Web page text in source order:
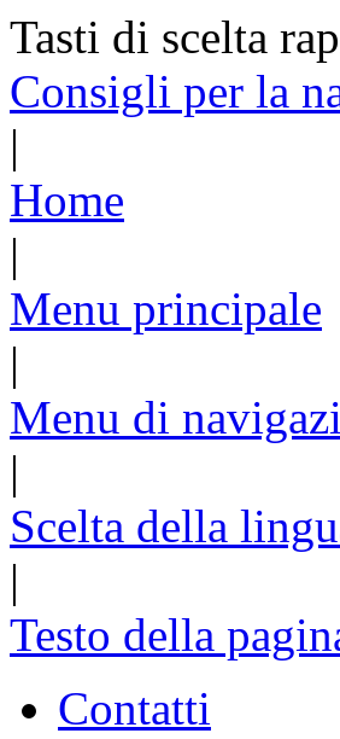
Tasti di scelta
Consigli per la
|
Home
|
Menu principale
|
Menu di
|
Scelta della
|
Testo della
Contatti